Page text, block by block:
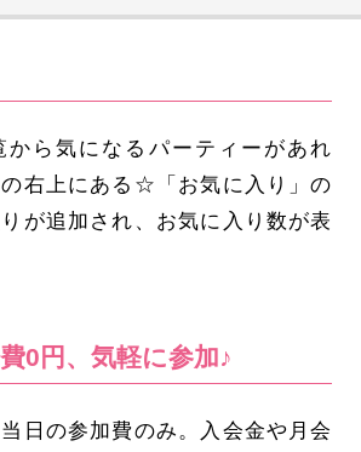
から気になるパーティーがあれ
右上にある☆「お気に入り」の
が追加され、お気に入り数が表
0円、気軽に参加♪
日の参加費のみ。入会金や月会